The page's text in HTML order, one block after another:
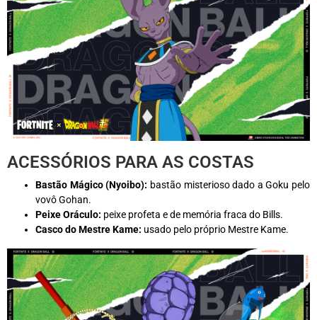
ACESSÓRIOS PARA AS COSTAS
Bastão Mágico (Nyoibo): bastão misterioso dado a Goku pelo
vovô Gohan.
Peixe Oráculo: peixe profeta e de memória fraca do Bills.
Casco do Mestre Kame: usado pelo próprio Mestre Kame.